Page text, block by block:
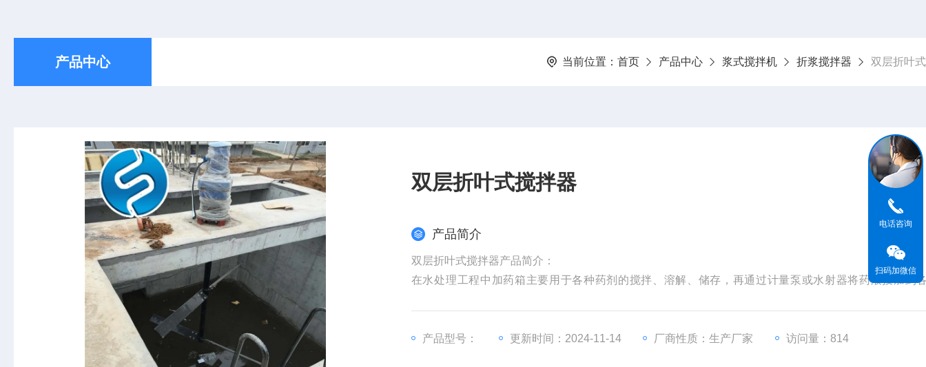
产品中心 当前位置： 首页 产品中心 浆式搅拌机 折浆搅拌器 双层折叶
双层折叶式搅拌器
产品简介
双层折叶式搅拌器产品简介：
在水处理工程中加药箱主要用于各种药剂的搅拌、溶解、储存，再通过计量泵或水射器将药液投加到
害物质迅速反应，达到去毒作用。
产品型号： 更新时间：2024-11-14 厂商性质：生产厂家 访问量：814
电话咨询
扫码加微信